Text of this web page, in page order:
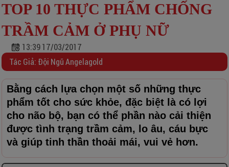
TOP 10 THỰC PHẨM CHỐNG
TRẦM CẢM Ở PHỤ NỮ
13:39 17/03/2017
Tác Giả: Đội Ngũ Angelagold
Bằng cách lựa chọn một số những thực
phẩm tốt cho sức khỏe, đặc biệt là có lợi
cho não bộ, bạn có thể phần nào cải thiện
được tình trạng trầm cảm, lo âu, cáu bực
và giúp tinh thần thoải mái, vui vẻ hơn.